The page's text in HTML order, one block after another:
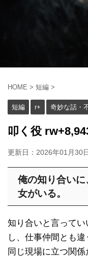
HOME > 短編 >
短編 r+ 奇妙な話・
叩く役
更新日： 2026年01月30
俺の知り合い
女がいる。
知り合いと言って
し、仕事仲間とも違
同じ現場に立つ関係